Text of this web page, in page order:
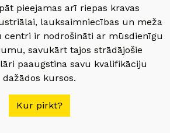
pieejamas arī riepas kravas
lauksaimniecības un meža
centri ir nodrošināti ar mūsdienīgu
savukārt tajos strādājošie
paaugstina savu kvalifikāciju
dažādos kursos.
Kur pirkt?